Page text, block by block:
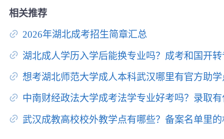
相关推荐
2026年湖北成考招生简章汇总
湖北成人学历入学后能换专业吗？成考和国开
想考湖北师范大学成人本科武汉哪里有官方助
中南财经政法大学成考法学专业好考吗？录取
武汉成教高校校外教学点有哪些？备案名单里